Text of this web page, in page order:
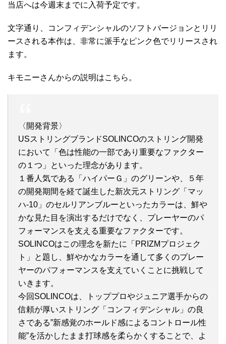
当店へは今週末までに入荷予定です。
文字通り、コンフィデンシャルのソフトバージョンとリリ
ースされる本作は、非常に派手なピンク色でリリースされ
ます。
キモニーさんからの説明はこちら。
〈開発背景〉
USストリングブランドSOLINCOのストリング開発
において「色は性能の一部であり重要なファクター
の１つ」といった理念があります。
１番人気である「ハイパーＧ」のグリーンや、５年
の開発期間を経て誕生した新次元ストリング「マッ
ハ-10」のセルリアンブルーといったカラーは、鮮や
かな見た目を演出するだけでなく、プレーヤーのパ
フォーマンスを支える重要なファクターです。
SOLINCOはこの理念を新たに「PRIZMプロジェク
ト」と題し、鮮やかなカラーを通して多くのプレー
ヤーのパフォーマンスを支えていくことに挑戦して
いきます。
今回SOLINCOは、トッププロやジュニア選手からの
信頼が厚いストリング「コンフィデンシャル」の良
さである”新感覚のホールド感によるコントロール性
能”を活かしたまま打球感を柔らかくすることで、よ